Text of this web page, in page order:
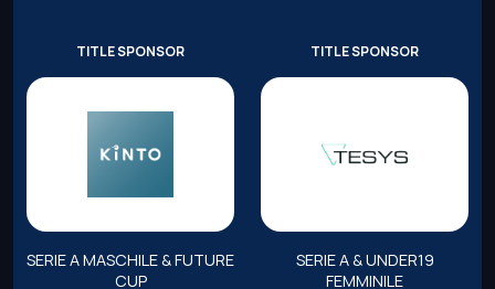
TITLE SPONSOR
SERIE A MASCHILE & FUTURE
CUP
TITLE SPONSOR
SERIE A & UNDER19
FEMMINILE